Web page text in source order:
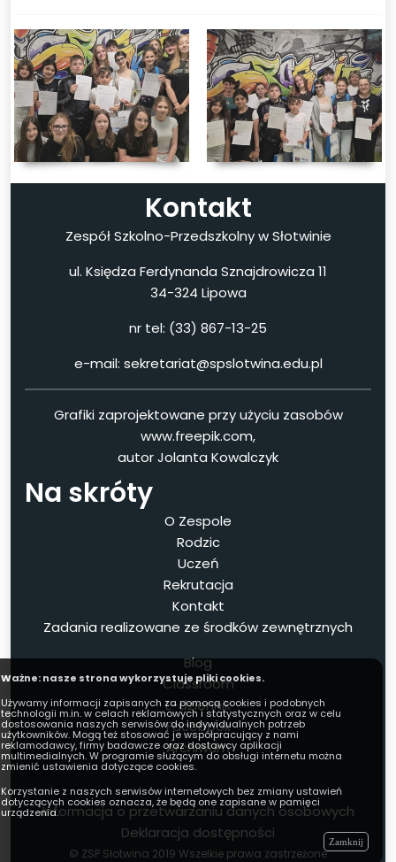
Kontakt
Zespół Szkolno-Przedszkolny w Słotwinie
ul. Księdza Ferdynanda Sznajdrowicza 11
34-324 Lipowa
nr tel: (33) 867-13-25
e-mail: sekretariat@spslotwina.edu.pl
Grafiki zaprojektowane przy użyciu zasobów
www.freepik.com,
autor Jolanta Kowalczyk
Na skróty
O Zespole
Rodzic
Uczeń
Rekrutacja
Kontakt
Zadania realizowane ze środków zewnętrznych
Blog
Classroom
E-dziennik
Facebook
Archiwum
Informacja o przetwarzaniu danych osobowych
Deklaracja dostępności
© ZSP Słotwina 2019 Wszelkie prawa zastrzeżone
Ważne: nasze strona wykorzystuje pliki cookies.
Używamy informacji zapisanych za pomocą cookies i podobnych
technologii m.in. w celach reklamowych i statystycznych oraz w celu
dostosowania naszych serwisów do indywidualnych potrzeb
użytkowników. Mogą też stosować je współpracujący z nami
reklamodawcy, firmy badawcze oraz dostawcy aplikacji
multimedialnych. W programie służącym do obsługi internetu można
zmienić ustawienia dotyczące cookies.
Korzystanie z naszych serwisów internetowych bez zmiany ustawień
dotyczących cookies oznacza, że będą one zapisane w pamięci
urządzenia.
Zamknij